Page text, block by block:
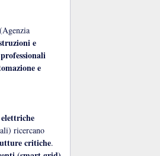
(Agenzia
e
e
ricercano
critiche.